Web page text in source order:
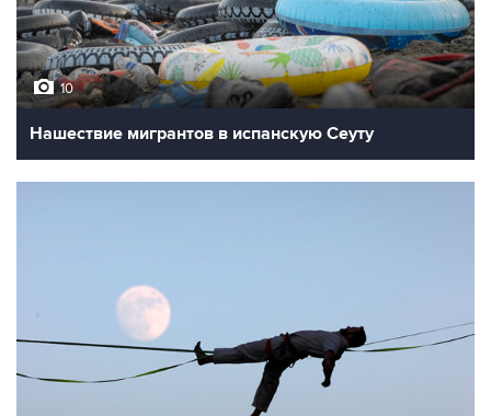
10
Нашествие мигрантов в испанскую Сеуту